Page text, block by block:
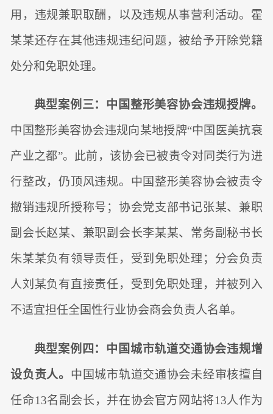
用，违规兼职取酬，以及违规从事营利活动。霍
某某还存在其他违规违纪问题，被给予开除党籍
处分和免职处理。
典型案例三：中国整形美容协会违规授牌。
中国整形美容协会违规向某地授牌“中国医美抗衰
产业之都”。此前，该协会已被责令对同类行为进
行整改，仍顶风违规。中国整形美容协会被责令
撤销违规所授称号；协会党支部书记张某、兼职
副会长赵某、兼职副会长李某某、常务副秘书长
朱某某负有领导责任，受到免职处理；分会负责
人刘某负有直接责任，受到免职处理，并被列入
不适宜担任全国性行业协会商会负责人名单。
典型案例四：中国城市轨道交通协会违规增
设负责人。 中国城市轨道交通协会未经审核擅自
任命13名副会长，并在协会官方网站将13人作为